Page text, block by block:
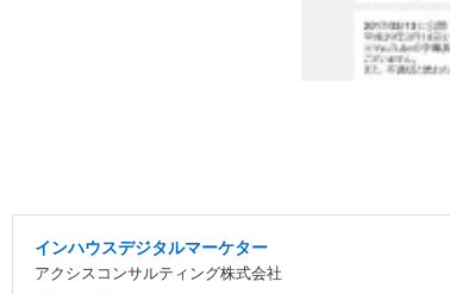
インハウスデジタルマーケター
アクシスコンサルティング株式会社